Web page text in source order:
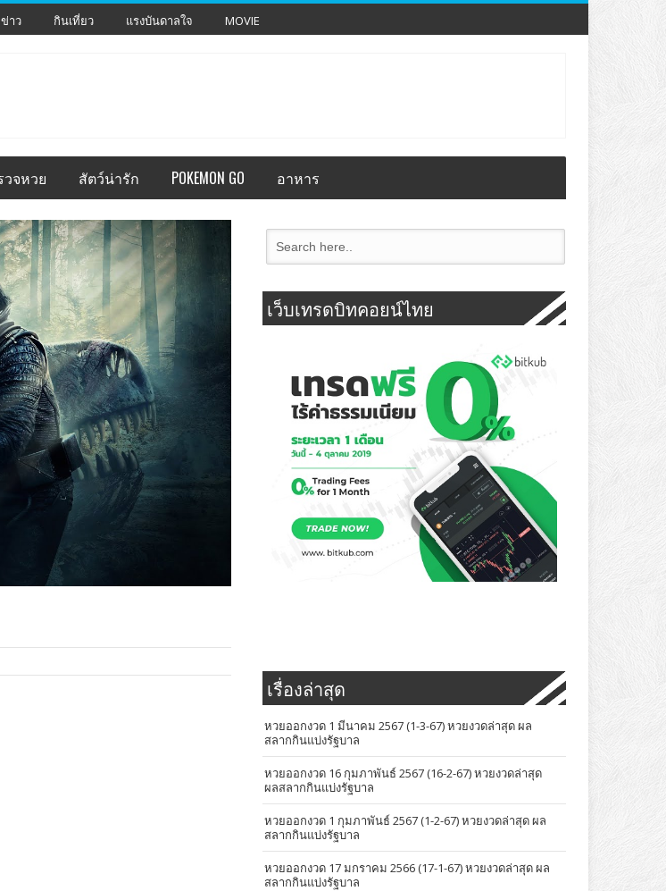
ข่าว กินเที่ยว แรงบันดาลใจ MOVIE
วจหวย สัตว์น่ารัก POKEMON GO อาหาร
เว็บเทรดบิทคอยน์ไทย
เรื่องล่าสุด
หวยออกงวด 1 มีนาคม 2567 (1-3-67) หวยงวดล่าสุด ผล
สลากกินแบ่งรัฐบาล
หวยออกงวด 16 กุมภาพันธ์ 2567 (16-2-67) หวยงวดล่าสุด
ผลสลากกินแบ่งรัฐบาล
หวยออกงวด 1 กุมภาพันธ์ 2567 (1-2-67) หวยงวดล่าสุด ผล
สลากกินแบ่งรัฐบาล
หวยออกงวด 17 มกราคม 2566 (17-1-67) หวยงวดล่าสุด ผล
สลากกินแบ่งรัฐบาล